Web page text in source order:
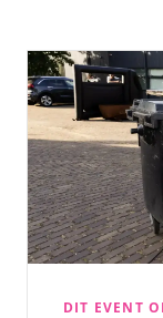
DIT EVENT